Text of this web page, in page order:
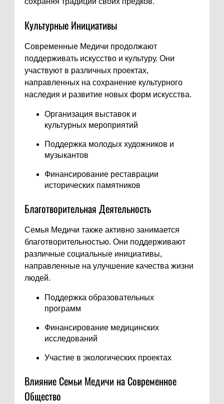
Культурные Инициативы
Современные Медичи продолжают
поддерживать искусство и культуру. Они
участвуют в различных проектах,
направленных на сохранение культурного
наследия и развитие новых форм искусства.
Организация выставок и
культурных мероприятий
Поддержка молодых художников и
музыкантов
Финансирование реставрации
исторических памятников
Благотворительная Деятельность
Семья Медичи также активно занимается
благотворительностью. Они поддерживают
различные социальные инициативы,
направленные на улучшение качества жизни
людей.
Поддержка образовательных
программ
Финансирование медицинских
исследований
Участие в экологических проектах
Влияние Семьи Медичи на Современное
Общество